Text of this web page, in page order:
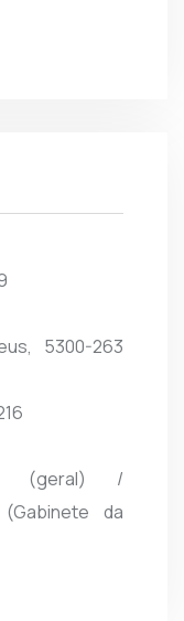
5300-263
(geral) /
(Gabinete da